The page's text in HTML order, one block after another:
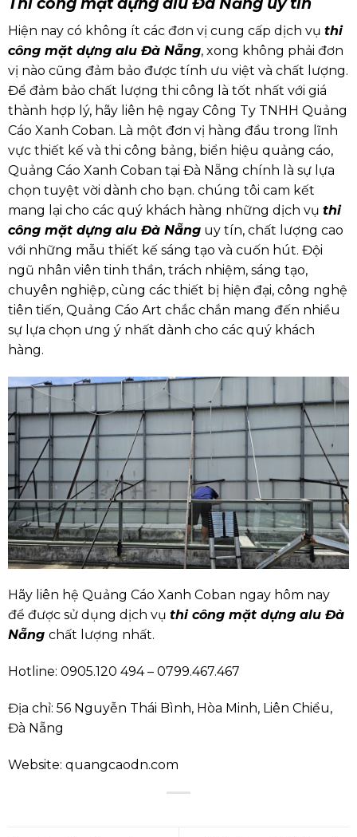
Hiện nay có không ít các đơn vị cung cấp dịch vụ thi
công mặt dựng alu Đà Nẵng, xong không phải đơn
vị nào cũng đảm bảo được tính ưu việt và chất lượng.
Để đảm bảo chất lượng thi công là tốt nhất với giá
thành hợp lý, hãy liên hệ ngay Công Ty TNHH Quảng
Cáo Xanh Coban. Là một đơn vị hàng đầu trong lĩnh
vực thiết kế và thi công bảng, biển hiệu quảng cáo,
Quảng Cáo Xanh Coban tại Đà Nẵng chính là sự lựa
chọn tuyệt vời dành cho bạn. chúng tôi cam kết
mang lại cho các quý khách hàng những dịch vụ thi
công mặt dựng alu Đà Nẵnguy tín, chất lượng cao
với những mẫu thiết kế sáng tạo và cuốn hút. Đội
ngũ nhân viên tinh thần, trách nhiệm, sáng tạo,
chuyên nghiệp, cùng các thiết bị hiện đại, công nghệ
tiên tiến, Quảng Cáo Art chắc chắn mang đến nhiều
sự lựa chọn ưng ý nhất dành cho các quý khách
hàng.
Hãy liên hệ Quảng Cáo Xanh Coban ngay hôm nay
để được sử dụng dịch vụ thi công mặt dựng alu Đà
Nẵng chất lượng nhất.
Hotline: 0905.120 494 – 0799.467.467
Địa chỉ: 56 Nguyễn Thái Bình, Hòa Minh, Liên Chiểu,
Đà Nẵng
Website: quangcaodn.com